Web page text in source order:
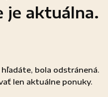
je aktuálna.
bola odstránená.
len aktuálne ponuky.